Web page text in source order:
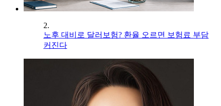
2.
노후 대비로 달러보험? 환율 오르면 보험료 부담
커진다